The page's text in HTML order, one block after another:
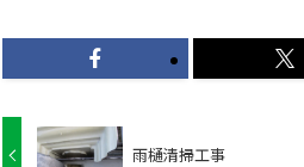
雨樋清掃工事